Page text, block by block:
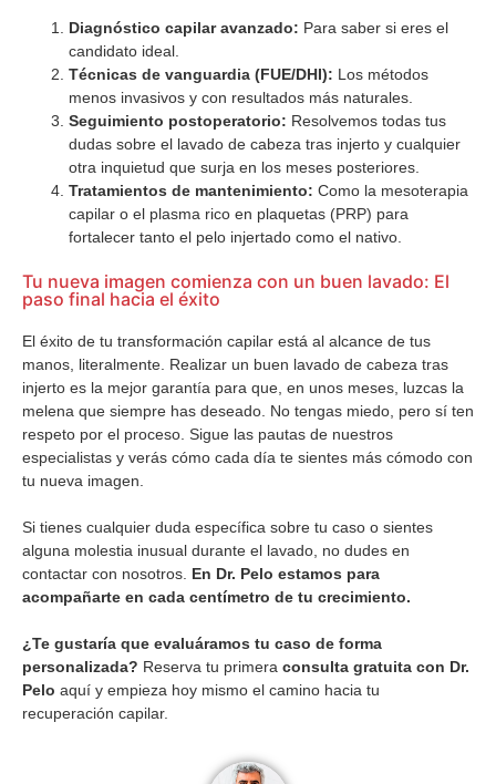
Diagnóstico capilar avanzado: Para saber si eres el
candidato ideal.
Técnicas de vanguardia (FUE/DHI): Los métodos
menos invasivos y con resultados más naturales.
Seguimiento postoperatorio: Resolvemos todas tus
dudas sobre el lavado de cabeza tras injerto y cualquier
otra inquietud que surja en los meses posteriores.
Tratamientos de mantenimiento: Como la mesoterapia
capilar o el plasma rico en plaquetas (PRP) para
fortalecer tanto el pelo injertado como el nativo.
Tu nueva imagen comienza con un buen lavado: El
paso final hacia el éxito
El éxito de tu transformación capilar está al alcance de tus
manos, literalmente. Realizar un buen lavado de cabeza tras
injerto es la mejor garantía para que, en unos meses, luzcas la
melena que siempre has deseado. No tengas miedo, pero sí ten
respeto por el proceso. Sigue las pautas de nuestros
especialistas y verás cómo cada día te sientes más cómodo con
tu nueva imagen.
Si tienes cualquier duda específica sobre tu caso o sientes
alguna molestia inusual durante el lavado, no dudes en
contactar con nosotros. En Dr. Pelo estamos para
acompañarte en cada centímetro de tu crecimiento.
¿Te gustaría que evaluáramos tu caso de forma
personalizada? Reserva tu primera consulta gratuita con Dr.
Pelo aquí y empieza hoy mismo el camino hacia tu
recuperación capilar.